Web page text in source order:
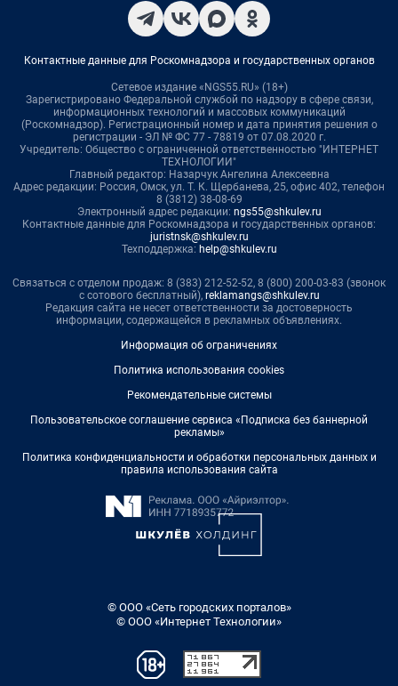
Контактные данные для Роскомнадзора и государственных органов
Сетевое издание «NGS55.RU» (18+)
Зарегистрировано Федеральной службой по надзору в сфере связи,
информационных технологий и массовых коммуникаций
(Роскомнадзор). Регистрационный номер и дата принятия решения о
регистрации - ЭЛ № ФС 77 - 78819 от 07.08.2020 г.
Учредитель: Общество с ограниченной ответственностью "ИНТЕРНЕТ
ТЕХНОЛОГИИ"
Главный редактор: Назарчук Ангелина Алексеевна
Адрес редакции: Россия, Омск, ул. Т. К. Щербанева, 25, офис 402, телефон
8 (3812) 38-08-69
Электронный адрес редакции: ngs55@shkulev.ru
Контактные данные для Роскомнадзора и государственных органов:
juristnsk@shkulev.ru
Техподдержка: help@shkulev.ru
Связаться с отделом продаж: 8 (383) 212-52-52, 8 (800) 200-03-83 (звонок
с сотового бесплатный), reklamangs@shkulev.ru
Редакция сайта не несет ответственности за достоверность
информации, содержащейся в рекламных объявлениях.
Информация об ограничениях
Политика использования cookies
Рекомендательные системы
Пользовательское соглашение сервиса «Подписка без баннерной
рекламы»
Политика конфиденциальности и обработки персональных данных и
правила использования сайта
© ООО «Сеть городских порталов»
© ООО «Интернет Технологии»